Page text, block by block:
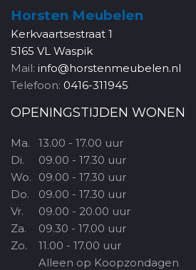
Horsten Meubelen
Kerkvaartsestraat 1
5165 VL Waspik
Mail: info@horstenmeubelen.nl
Telefoon: 0416-311945
OPENINGSTIJDEN WONEN
Ma.
Di.
Wo.
Do.
Vr.
Za.
Zo.
13.00 - 17.00 uur
09.00 - 17.30 uur
09.00 - 17.30 uur
09.00 - 17.30 uur
09.00 - 20.00 uur
09.30 - 17.00 uur
11.00 - 17.00 uur
Alleen op Koopzondagen